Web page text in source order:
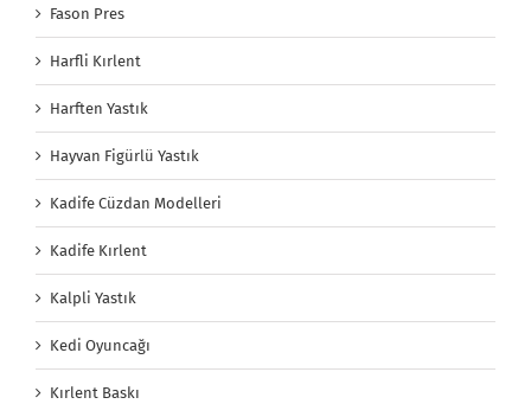
Fason Pres
Harfli Kırlent
Harften Yastık
Hayvan Figürlü Yastık
Kadife Cüzdan Modelleri
Kadife Kırlent
Kalpli Yastık
Kedi Oyuncağı
Kırlent Baskı